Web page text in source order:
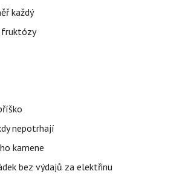
každý
fruktózy
nepotrhají
kamene
bez výdajů za elektřinu